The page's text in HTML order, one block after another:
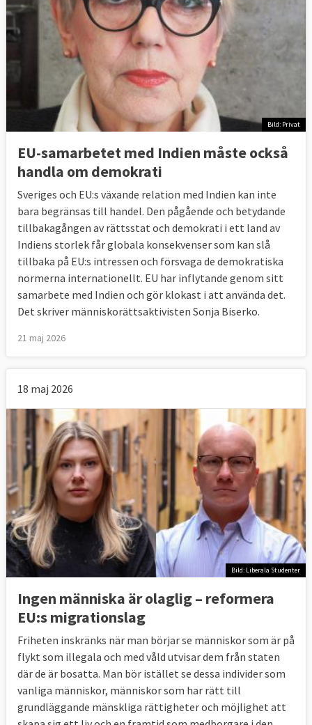
Bild: Privat
EU-samarbetet med Indien måste också
handla om demokrati
Sveriges och EU:s växande relation med Indien kan inte
bara begränsas till handel. Den pågående och betydande
tillbakagången av rättsstat och demokrati i ett land av
Indiens storlek får globala konsekvenser som kan slå
tillbaka på EU:s intressen och försvaga de demokratiska
normerna internationellt. EU har inflytande genom sitt
samarbete med Indien och gör klokast i att använda det.
Det skriver människorättsaktivisten Sonja Biserko.
21 maj 2026
18 maj 2026
Bild: Liberala Studenter
Ingen människa är olaglig – reformera
EU:s migrationslag
Friheten inskränks när man börjar se människor som är på
flykt som illegala och med våld utvisar dem från staten
där de är bosatta. Man bör istället se dessa individer som
vanliga människor, människor som har rätt till
grundläggande mänskliga rättigheter och möjlighet att